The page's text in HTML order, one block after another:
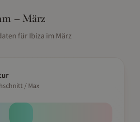
– März
fürIbiza im März
/ Max